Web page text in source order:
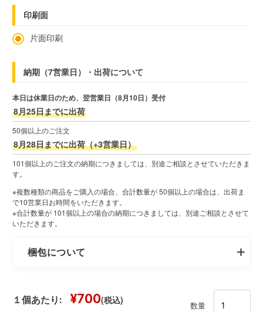
印刷面
片面印刷
納期（7営業日）・出荷について
本日は休業日のため、翌営業日（8月10日）受付
8月25日までに出荷
50個以上のご注文
8月28日までに出荷（+3営業日）
101個以上のご注文の納期につきましては、別途ご相談とさせていただきま
す。
※複数種類の商品をご購入の場合、合計数量が 50個以上の場合は、出荷ま
で10営業日お時間をいただきます。
※合計数量が 101個以上の場合の納期につきましては、別途ご相談とさせて
いただきます。
梱包について
１個あたり: ¥700(税込)
数量